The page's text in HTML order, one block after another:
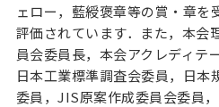
ェロー，藍綬褒章等の賞・章を
評価されています．また，本会
員会委員長，本会アクレディテ
日本工業標準調査会委員，日本
委員，JIS原案作成委員会委員